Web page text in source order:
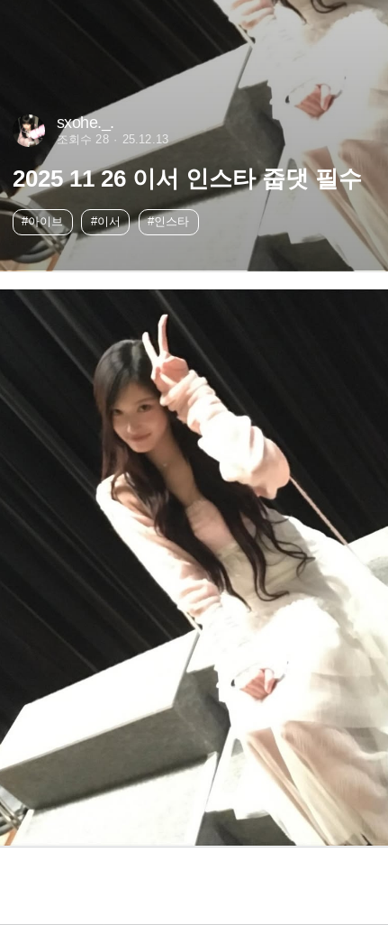
sxohe._.
조회수 28 25.12.13
2025 11 26 이서 인스타 줍댓 필수
#아이브 #이서 #인스타